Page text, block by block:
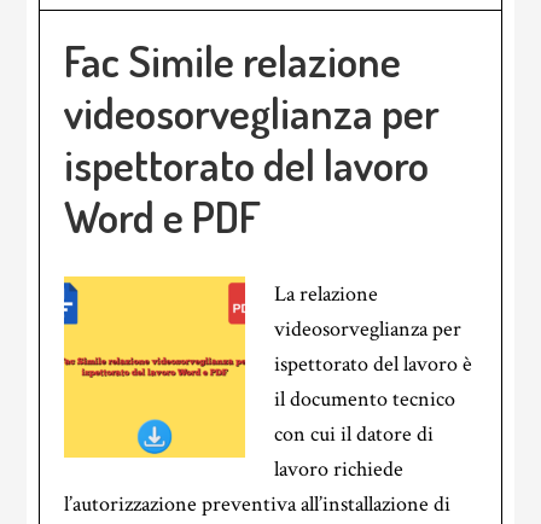
Fac Simile relazione
videosorveglianza per
ispettorato del lavoro
Word e PDF
La relazione
videosorveglianza per
ispettorato del lavoro è
il documento tecnico
con cui il datore di
lavoro richiede
l’autorizzazione preventiva all’installazione di